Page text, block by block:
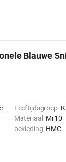
Blauwe
Leeftijdsgroep:
Materiaal: Mr10
bekleding: HMC